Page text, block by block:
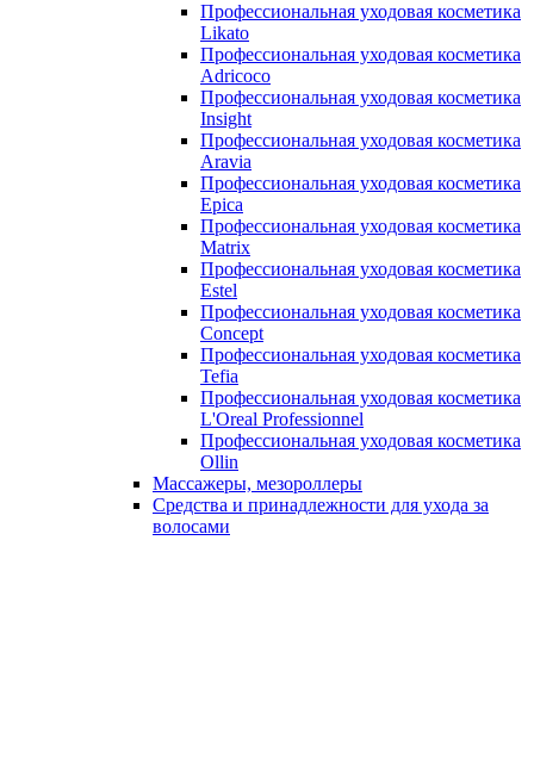
Профессиональная уходовая косметика
Likato
Профессиональная уходовая косметика
Adricoco
Профессиональная уходовая косметика
Insight
Профессиональная уходовая косметика
Aravia
Профессиональная уходовая косметика
Epica
Профессиональная уходовая косметика
Matrix
Профессиональная уходовая косметика
Estel
Профессиональная уходовая косметика
Concept
Профессиональная уходовая косметика
Tefia
Профессиональная уходовая косметика
L'Oreal Professionnel
Профессиональная уходовая косметика
Ollin
Массажеры, мезороллеры
Средства и принадлежности для ухода за
волосами